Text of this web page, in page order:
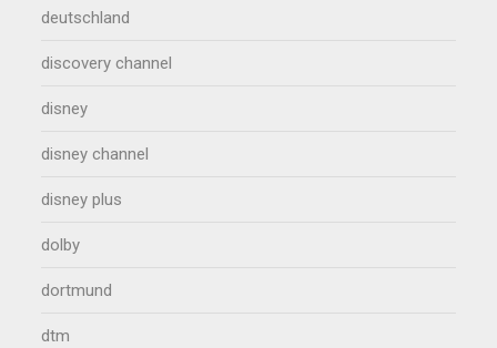
deutschland
discovery channel
disney
disney channel
disney plus
dolby
dortmund
dtm